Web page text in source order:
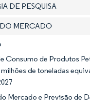
DE PESQUISA
MERCADO
Consumo de Produtos
de toneladas
Mercado e Previsão de